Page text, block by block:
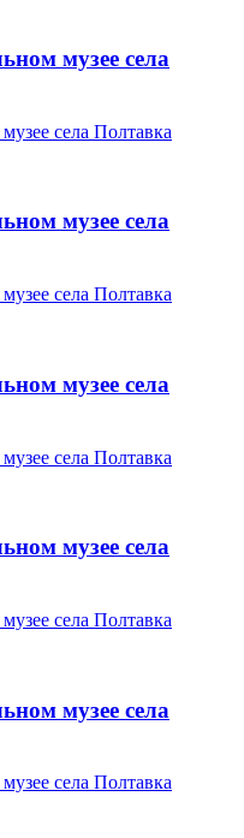
музее села
музее села
музее села
музее села
музее села